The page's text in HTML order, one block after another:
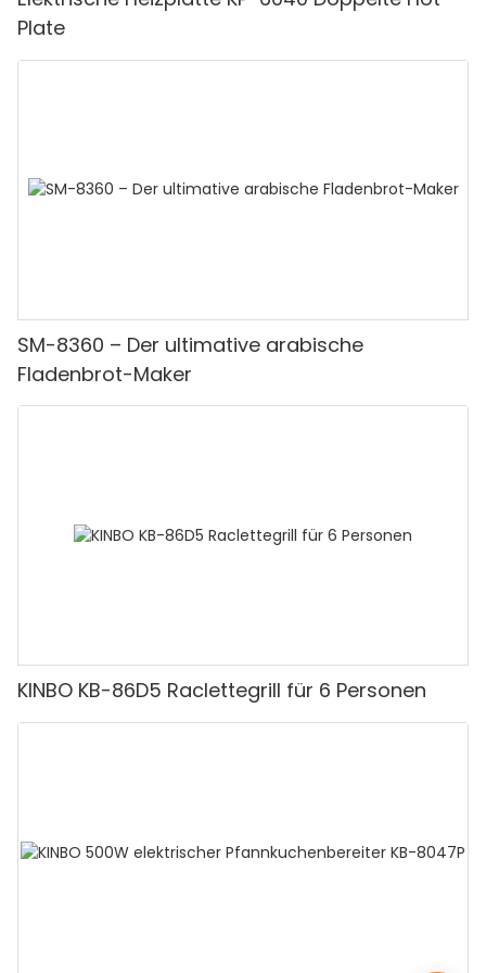
Plate
SM-8360 – Der ultimative arabische
Fladenbrot-Maker
KINBO KB-86D5 Raclettegrill für 6 Personen